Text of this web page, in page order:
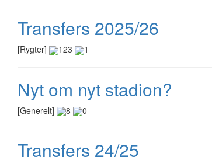
Transfers 2025/26
[Rygter] 123 1
Nyt om nyt stadion?
[Generelt] 8 0
Transfers 24/25